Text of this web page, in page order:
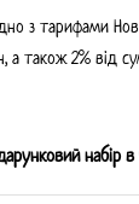
з тарифами
а також 2% від
набір в